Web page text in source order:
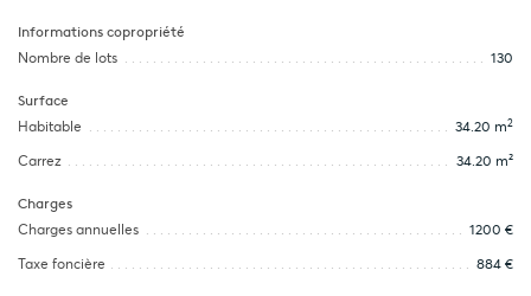
Informations copropriété
Nombre de lots
130
Surface
Habitable
34.20 m2
Carrez 34.20 m²
Charges
Charges annuelles
1200 €
Taxe foncière 884 €